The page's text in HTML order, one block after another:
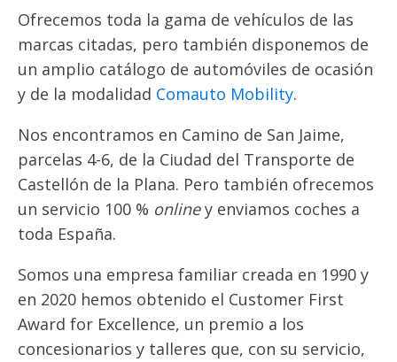
Ofrecemos toda la gama de vehículos de las
marcas citadas, pero también disponemos de
un amplio catálogo de automóviles de ocasión
y de la modalidad Comauto Mobility.
Nos encontramos en Camino de San Jaime,
parcelas 4-6, de la Ciudad del Transporte de
Castellón de la Plana. Pero también ofrecemos
un servicio 100 % onliney enviamos coches a
toda España.
Somos una empresa familiar creada en 1990 y
en 2020 hemos obtenido el Customer First
Award for Excellence, un premio a los
concesionarios y talleres que, con su servicio,